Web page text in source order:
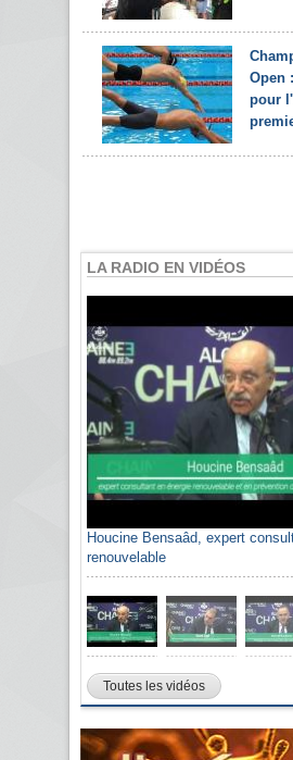
Open
pour
LA RADIO EN VIDÉOS
Houcine Bensaâd, expert
renouvelable
Toutes les vidéos